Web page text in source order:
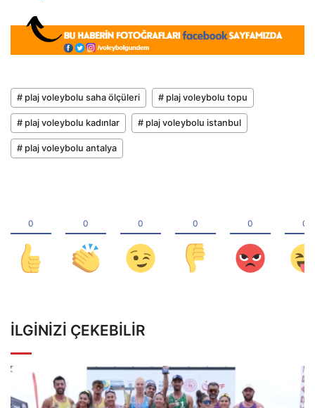
# plaj voleybolu saha ölçüleri # plaj voleybolu topu
# plaj voleybolu kadınlar # plaj voleybolu istanbul
# plaj voleybolu antalya
İLGINIZI ÇEKEBILIR